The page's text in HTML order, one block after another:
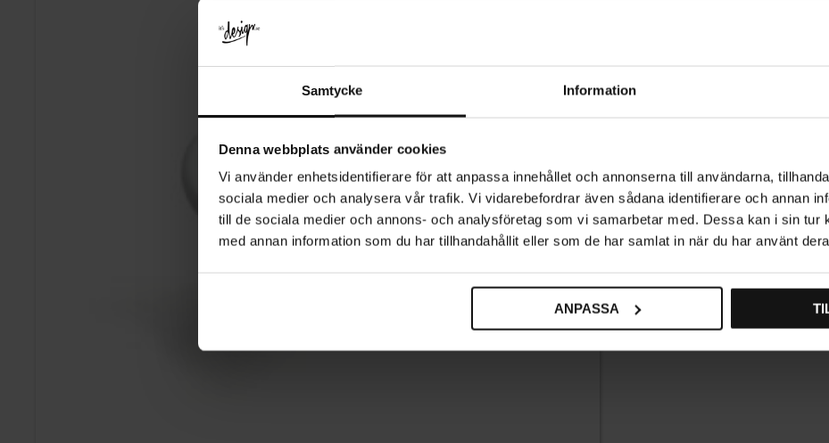
Samtycke Information
Denna webbplats använder cookies
Vi använder enhetsidentifierare för att anpassa innehållet och annonserna till användarna,
sociala medier och analysera vår trafik. Vi vidarebefordrar även sådana identifierare och annan
till de sociala medier och annons- och analysföretag som vi samarbetar med. Dessa kan i sin tur
med annan information som du har tillhandahållit eller som de har samlat in när du har använt
ANPASSA